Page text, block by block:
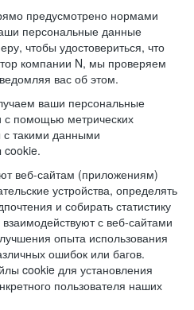
предусмотрено нормами
персональные данные
чтобы удостовериться, что
компании N, мы проверяем
вас об этом.
ваши персональные
с помощью метрических
такими данными
веб-сайтам (приложениям)
устройства, определять
и собирать статистику
взаимодействуют с веб-сайтами
опыта использования
ошибок или багов.
cookie для установления
пользователя наших